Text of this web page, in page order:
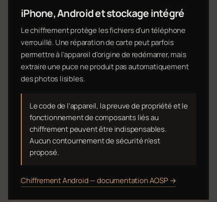
iPhone, Android et stockage intégré
Le chiffrement protège les fichiers d'un téléphone
verrouillé. Une réparation de carte peut parfois
permettre à l'appareil d'origine de redémarrer, mais
extraire une puce ne produit pas automatiquement
des photos lisibles.
Le code de l'appareil, la preuve de propriété et le
fonctionnement de composants liés au
chiffrement peuvent être indispensables.
Aucun contournement de sécurité n'est
proposé.
Chiffrement Android — documentation AOSP →